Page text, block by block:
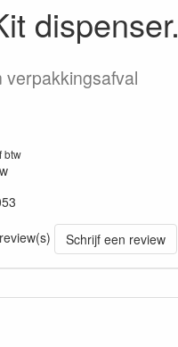
dispenser.
verpakkingsafval
btw
Schrijf een review